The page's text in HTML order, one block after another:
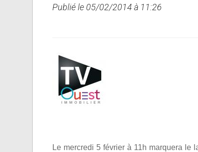
Publié le 05/02/2014 à 11:26
Le mercredi 5 février à 11h marquera le